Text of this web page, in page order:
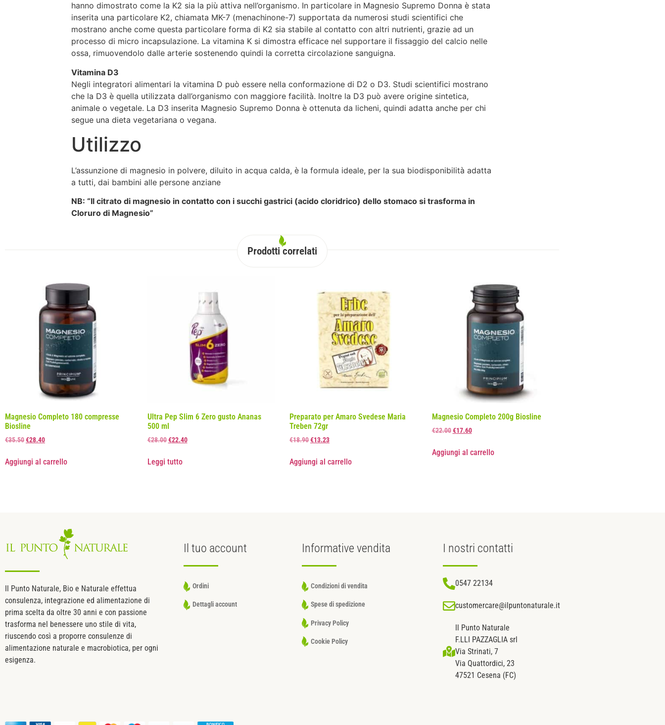
hanno dimostrato come la K2 sia la più attiva nell’organismo. In particolare in Magnesio Supremo Donna è stata
inserita una particolare K2, chiamata MK-7 (menachinone-7) supportata da numerosi studi scientifici che
mostrano anche come questa particolare forma di K2 sia stabile al contatto con altri nutrienti, grazie ad un
processo di micro incapsulazione. La vitamina K si dimostra efficace nel supportare il fissaggio del calcio nelle
ossa, rimuovendolo dalle arterie sostenendo quindi la corretta circolazione sanguigna.
Vitamina D3
Negli integratori alimentari la vitamina D può essere nella conformazione di D2 o D3. Studi scientifici mostrano
che la D3 è quella utilizzata dall’organismo con maggiore facilità. Inoltre la D3 può avere origine sintetica,
animale o vegetale. La D3 inserita Magnesio Supremo Donna è ottenuta da licheni, quindi adatta anche per chi
segue una dieta vegetariana o vegana.
Utilizzo
L’assunzione di magnesio in polvere, diluito in acqua calda, è la formula ideale, per la sua biodisponibilità adatta
a tutti, dai bambini alle persone anziane
NB: “Il citrato di magnesio in contatto con i succhi gastrici (acido cloridrico) dello stomaco si trasforma in
Cloruro di Magnesio”
Prodotti correlati
Magnesio Completo 180 compresse
Biosline
€35.50€28.40
Aggiungi al carrello
Ultra Pep Slim 6 Zero gusto Ananas
500 ml
€28.00 €22.40
Leggi tutto
Preparato per Amaro Svedese Maria
Treben 72gr
€18.90€13.23
Aggiungi al carrello
Magnesio Completo 200g Biosline
€22.00 €17.60
Aggiungi al carrello
Il Punto Naturale, Bio e Naturale effettua
consulenza, integrazione ed alimentazione di
prima scelta da oltre 30 anni e con passione
trasforma nel benessere uno stile di vita,
riuscendo così a proporre consulenze di
alimentazione naturale e macrobiotica, per ogni
esigenza.
Il tuo account
Ordini
Dettagli account
Informative vendita
Condizioni di vendita
Spese di spedizione
Privacy Policy
Cookie Policy
I nostri contatti
0547 22134
customercare@ilpuntonaturale.it
Il Punto Naturale
F.LLI PAZZAGLIA srl
Via Strinati, 7
Via Quattordici, 23
47521 Cesena (FC)